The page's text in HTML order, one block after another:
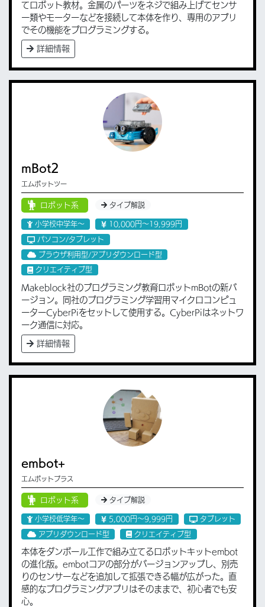
てロボット教材。金属のパーツをネジで組み上げてセンサ
ー類やモーターなどを接続して本体を作り、専用のアプリ
でその機能をプログラミングする。
詳細情報
mBot2
エムボットツー
ロボット系 タイプ解説
小学校中学年〜 10,000円〜19,999円
パソコン/タブレット
ブラウザ利用型/アプリダウンロード型
クリエイティブ型
Makeblock社のプログラミング教育ロボットmBotの新バ
ージョン。同社のプログラミング学習用マイクロコンピュ
ーターCyberPiをセットして使用する。CyberPiはネットワ
ーク通信に対応。
詳細情報
embot+
エムボットプラス
ロボット系 タイプ解説
小学校低学年〜 5,000円〜9,999円 タブレット
アプリダウンロード型 クリエイティブ型
本体をダンボール工作で組み立てるロボットキットembot
の進化版。embotコアの部分がバージョンアップし、別売
りのセンサーなどを追加して拡張できる幅が広がった。直
感的なプログラミングアプリはそのままで、初心者でも安
心。